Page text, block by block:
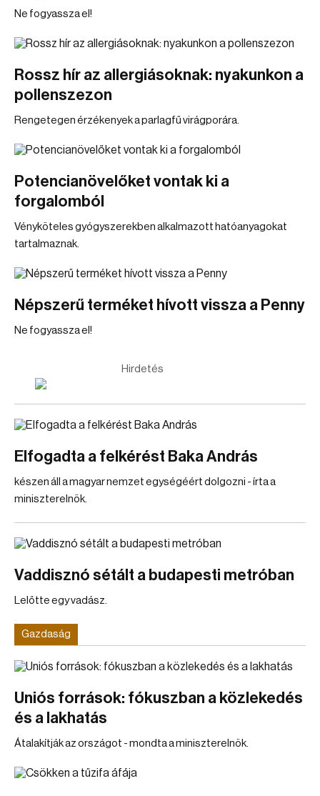
Ne fogyassza el!
Rossz hír az allergiásoknak: nyakunkon a
pollenszezon
Rengetegen érzékenyek a parlagfű virágporára.
Potencianövelőket vontak ki a
forgalomból
Vényköteles gyógyszerekben alkalmazott hatóanyagokat
tartalmaznak.
Népszerű terméket hívott vissza a Penny
Ne fogyassza el!
Hirdetés
Elfogadta a felkérést Baka András
készen áll a magyar nemzet egységéért dolgozni - írta a
miniszterelnök.
Vaddisznó sétált a budapesti metróban
Lelőtte egy vadász.
Gazdaság
Uniós források: fókuszban a közlekedés
és a lakhatás
Átalakítják az országot - mondta a miniszterelnök.